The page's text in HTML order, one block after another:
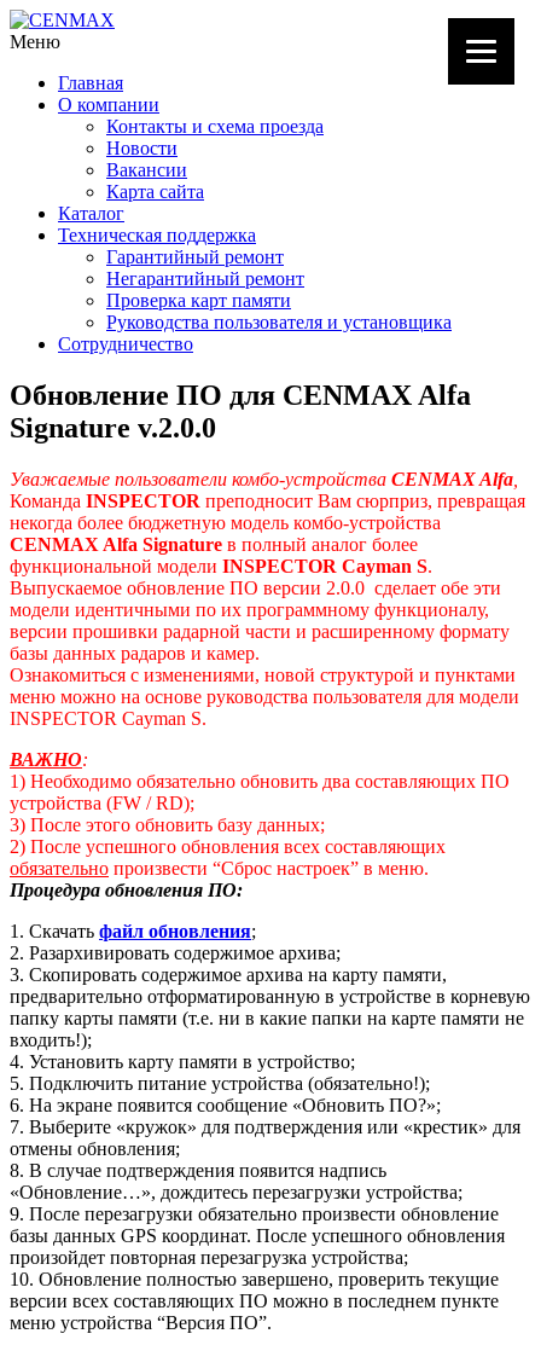
Меню
Главная
О компании
Контакты и схема проезда
Новости
Вакансии
Карта сайта
Каталог
Техническая поддержка
Гарантийный ремонт
Негарантийный ремонт
Проверка карт памяти
Руководства пользователя и установщика
Сотрудничество
Обновление ПО для CENMAX Alfa
Signature v.2.0.0
Уважаемые пользователи комбо-устройства CENMAX Alfa
Команда INSPECTOR преподносит Вам сюрприз, превращая
некогда более бюджетную модель комбо-устройства
CENMAX Alfa Signature в полный аналог более
функциональной модели INSPECTOR Cayman S.
Выпускаемое обновление ПО версии 2.0.0 сделает обе эти
модели идентичными по их программному функционалу,
версии прошивки радарной части и расширенному формату
базы данных радаров и камер.
Ознакомиться с изменениями, новой структурой и пунктами
меню можно на основе руководства пользователя для модели
INSPECTOR Cayman S.
ВАЖНО:
1) Необходимо обязательно обновить два составляющих ПО
устройства (FW / RD);
3) После этого обновить базу данных;
2) После успешного обновления всех составляющих
обязательно произвести “Сброс настроек” в меню.
Процедура обновления ПО:
1. Скачать файл обновления;
2. Разархивировать содержимое архива;
3. Скопировать содержимое архива на карту памяти,
предварительно отформатированную в устройстве в корневую
папку карты памяти (т.е. ни в какие папки на карте памяти не
входить!);
4. Установить карту памяти в устройство;
5. Подключить питание устройства (обязательно!);
6. На экране появится сообщение «Обновить ПО?»;
7. Выберите «кружок» для подтверждения или «крестик» для
отмены обновления;
8. В случае подтверждения появится надпись
«Обновление…», дождитесь перезагрузки устройства;
9. После перезагрузки обязательно произвести обновление
базы данных GPS координат. После успешного обновления
произойдет повторная перезагрузка устройства;
10. Обновление полностью завершено, проверить текущие
версии всех составляющих ПО можно в последнем пункте
меню устройства “Версия ПО”.